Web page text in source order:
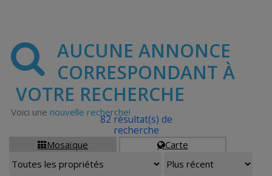
AUCUNE ANNONCE
CORRESPONDANT À
VOTRE RECHERCHE
Voici une nouvelle recherche!
Mosaïque Carte
82 résultat(s) de
recherche